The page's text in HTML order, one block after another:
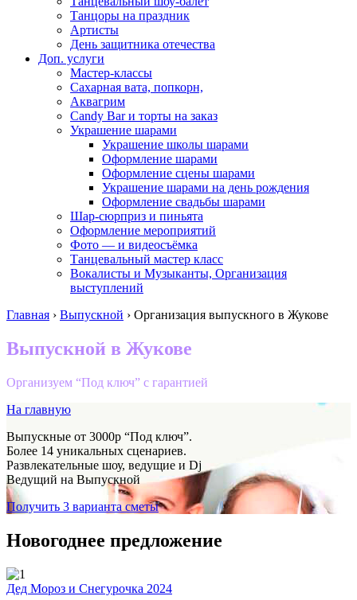
Танцоры на праздник
Артисты
День защитника отечества
Доп. услуги
Мастер-классы
Сахарная вата, попкорн,
Аквагрим
Candy Bar и торты на заказ
Украшение шарами
Украшение школы шарами
Оформление шарами
Оформление сцены шарами
Украшение шарами на день рождения
Оформление свадьбы шарами
Шар-сюрприз и пиньята
Оформление мероприятий
Фото — и видеосъёмка
Танцевальный мастер класс
Вокалисты и Музыканты, Организация
выступлений
Главная › Выпускной › Организация выпускного в Жукове
Выпускной в Жукове
Организуем “Под ключ” с гарантией
На главную
Выпускные от 3000р “Под ключ”.
Более 14 уникальных сценариев.
Развлекательные шоу, ведущие и Dj
Ведущий на Выпускной
Получить 3 варианта сметы
Новогоднее предложение
Дед Мороз и Снегурочка 2024